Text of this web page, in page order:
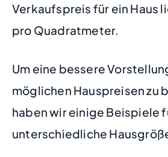
Verkaufspreis für ein Haus
pro Quadratmeter.
Um eine bessere
möglichen Hauspreisen zu
haben wir einige Beispiele
unterschiedliche